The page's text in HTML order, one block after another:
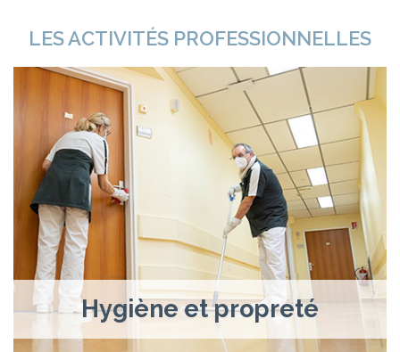
LES ACTIVITÉS PROFESSIONNELLES
Hygiène et propreté